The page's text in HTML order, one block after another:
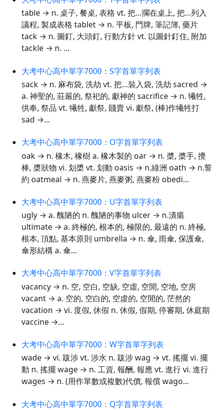
table → n. 桌子, 餐桌, 表格 vt. 把…擱在桌上, 把…列入
議程, 製成表格 tablet → n. 平板, 門牌, 筆記簿, 藥片
tack → n. 圖釘, 大頭釘, 行動方針 vt. 以圖針釘住, 附加
tackle → n. ...
大考中心高中單字7000：S字首單字列表
sack → n. 麻布袋, 洗劫 vt. 把…裝入袋, 洗劫 sacred →
a. 神聖的, 莊嚴的, 祭祀的, 獻神的 sacrifice → n. 犧牲,
供奉, 祭品 vt. 犧牲, 獻祭, 賤賣 vi. 獻祭, (棒)作犧牲打
sad →...
大考中心高中單字7000：O字首單字列表
oak → n. 橡木, 橡樹 a. 橡木製的 oar → n. 槳, 槳手, 攪
棒, 槳狀物 vi. 划槳 vt. 划動 oasis → n.綠洲 oath → n.誓
約 oatmeal → n. 燕麥片, 燕麥粥, 燕麥粉 obedi...
大考中心高中單字7000：U字首單字列表
ugly → a. 醜陋的 n. 醜陋的事物 ulcer → n.潰瘍
ultimate → a. 終極的, 根本的, 極限的, 最遠的 n. 終極,
根本, 頂點, 基本原則 umbrella → n. 傘, 雨傘, 保護傘,
傘形結構 a. 傘...
大考中心高中單字7000：V字首單字列表
vacancy → n. 空, 空白, 空缺, 空虛, 空閒, 空地, 空房
vacant → a. 空的, 空白的, 空虛的, 空閒的, 茫然的
vacation → vi. 度假, 休假 n. 休假, 假期, 停審期, 休庭期
vaccine →...
大考中心高中單字7000：W字首單字列表
wade → vi. 跋涉 vt. 涉水 n. 跋涉 wag → vt. 搖擺 vi. 擺
動 n. 搖擺 wage → n. 工資, 報酬, 報應 vt. 進行 vi. 進行
wages → n. (用作單數或複數)代價, 報償 wago...
大考中心高中單字7000：Q字首單字列表